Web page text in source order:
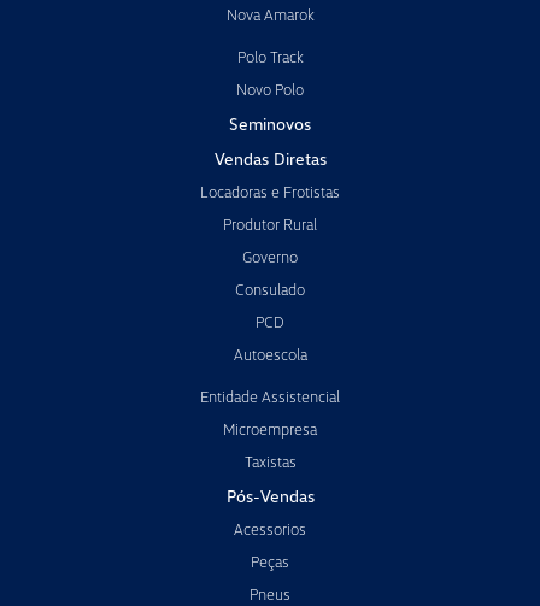
Nova Amarok
Polo Track
Novo Polo
Seminovos
Vendas Diretas
Locadoras e Frotistas
Produtor Rural
Governo
Consulado
PCD
Autoescola
Entidade Assistencial
Microempresa
Taxistas
Pós-Vendas
Acessorios
Peças
Pneus